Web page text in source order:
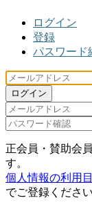
ログイン
登録
パスワード
ログイン
正会員・賛助会
す。
個人情報の利用
でご登録ください